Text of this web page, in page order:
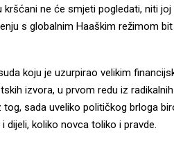
ne će smjeti pogledati, niti
s globalnim Haaškim režimom
koju je uzurpirao velikim
izvora, u prvom redu iz
sada uveliko političkog brloga
koliko novca toliko i pravde.